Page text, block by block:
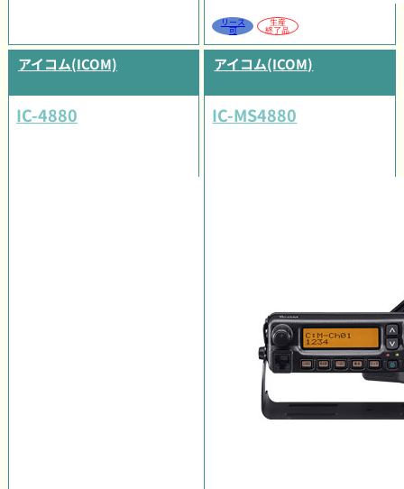
リース
可
生産
終了品
アイコム(ICOM)
IC-4880
アイコム(ICOM)
IC-MS4880